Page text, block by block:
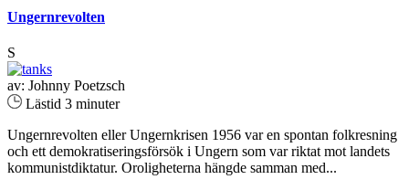
Ungernrevolten
S
av: Johnny Poetzsch
Lästid 3 minuter
Ungernrevolten eller Ungernkrisen 1956 var en spontan folkresning
och ett demokratiseringsförsök i Ungern som var riktat mot landets
kommunistdiktatur. Oroligheterna hängde samman med...